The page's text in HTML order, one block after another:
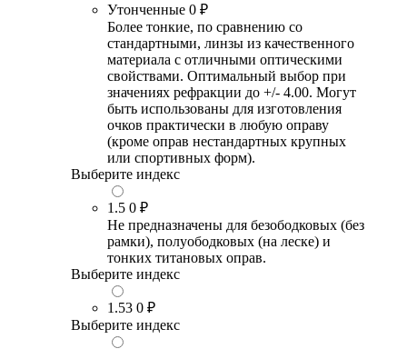
Утонченные 0 ₽
Более тонкие, по сравнению со
стандартными, линзы из качественного
материала с отличными оптическими
свойствами. Оптимальный выбор при
значениях рефракции до +/- 4.00. Могут
быть использованы для изготовления
очков практически в любую оправу
(кроме оправ нестандартных крупных
или спортивных форм).
Выберите индекс
1.5 0 ₽
Не предназначены для безободковых (без
рамки), полуободковых (на леске) и
тонких титановых оправ.
Выберите индекс
1.53 0 ₽
Выберите индекс